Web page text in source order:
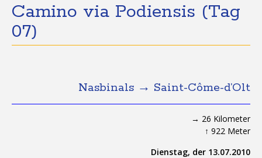
Camino via Podiensis (Tag
07)
Nasbinals → Saint-Côme-d’Olt
→ 26 Kilometer
↑ 922 Meter
Dienstag, der 13.07.2010